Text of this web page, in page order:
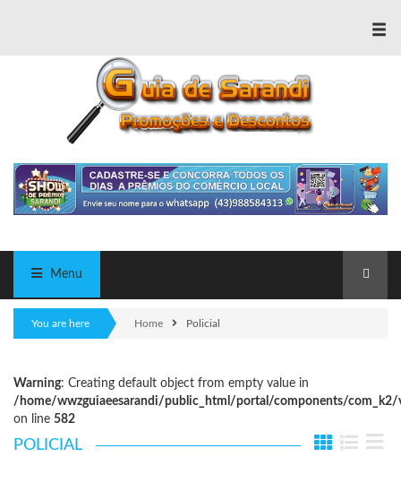
≡
Menu
You are here Home Policial
Warning: Creating default object from empty value in
/home/wwzguiaeesarandi/public_html/portal/components/
on line 582
POLICIAL